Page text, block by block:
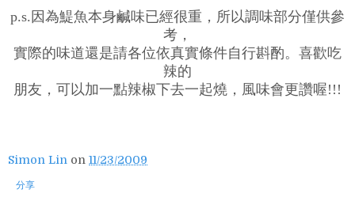
p.s.因為鯷魚本身鹹味已經很重，所以調味部分僅供參
考，
實際的味道還是請各位依真實條件自行斟酌。喜歡吃
辣的
朋友，可以加一點辣椒下去一起燒，風味會更讚喔!!!
Simon Lin on 11/23/2009
分享